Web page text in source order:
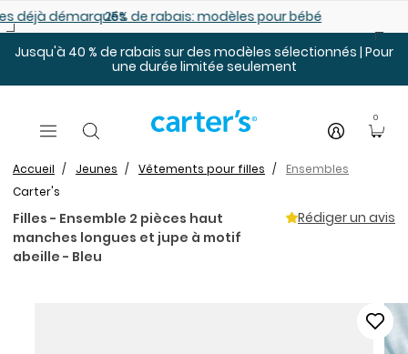
démarqués25% de rabais: modèles pour bébé
Jusqu'à 40 % de rabais sur des modèles sélectionnés | Pour
une durée limitée seulement
0
Accueil Jeunes Vêtements pour filles
Ensembles
Carter's
Filles - Ensemble 2 pièces haut
manches longues et jupe à motif
abeille - Bleu
Rédiger un avis